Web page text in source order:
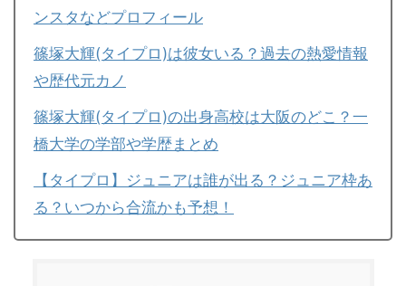
ンスタなどプロフィール
篠塚大輝(タイプロ)は彼女いる？過去の熱愛情報
や歴代元カノ
篠塚大輝(タイプロ)の出身高校は大阪のどこ？一
橋大学の学部や学歴まとめ
【タイプロ】ジュニアは誰が出る？ジュニア枠あ
る？いつから合流かも予想！